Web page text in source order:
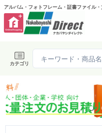
アルバム・フォトフレーム・証書ファイル
カテゴリ